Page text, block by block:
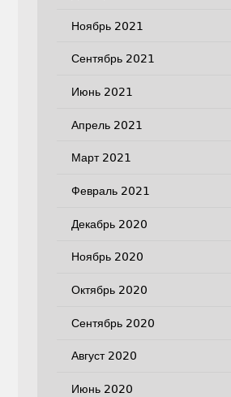
Ноябрь 2021
Сентябрь 2021
Июнь 2021
Апрель 2021
Март 2021
Февраль 2021
Декабрь 2020
Ноябрь 2020
Октябрь 2020
Сентябрь 2020
Август 2020
Июнь 2020